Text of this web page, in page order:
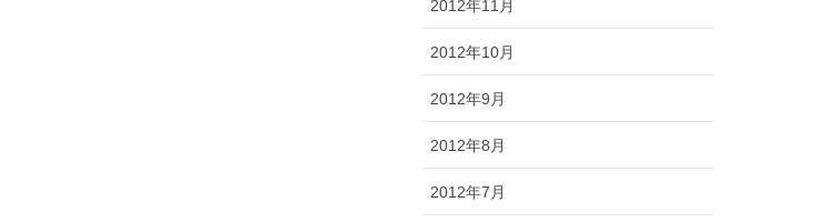
2012年11月
2012年10月
2012年9月
2012年8月
2012年7月